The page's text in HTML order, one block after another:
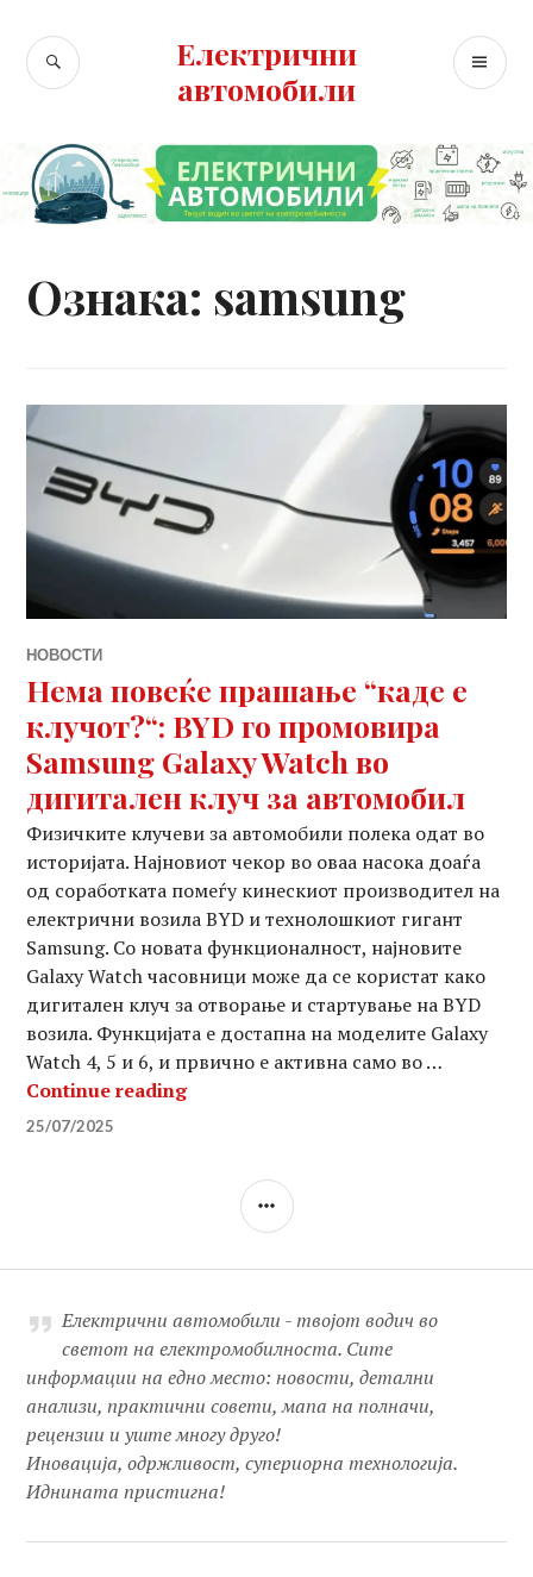
content
Електрични
автомобили
SEARCH
Ознака: samsung
НОВОСТИ
Нема повеќе прашање “каде е
клучот?“: BYD го промовира
Samsung Galaxy Watch во
дигитален клуч за автомобил
Физичките клучеви за автомобили полека одат во
историјата. Најновиот чекор во оваа насока доаѓа
од соработката помеѓу кинескиот производител на
електрични возила BYD и технолошкиот гигант
Samsung. Со новата функционалност, најновите
Galaxy Watch часовници може да се користат како
дигитален клуч за отворање и стартување на BYD
возила. Функцијата е достапна на моделите Galaxy
Watch 4, 5 и 6, и првично е активна само во …
Continue readingНема повеќе прашање “каде е
25/07/2025
SIDEBAR
Електрични автомобили - твојот водич во
светот на електромобилноста. Сите
информации на едно место: новости, детални
анализи, практични совети, мапа на полначи,
рецензии и уште многу друго!
Иновација, одржливост, супериорна технологија.
Иднината пристигна!